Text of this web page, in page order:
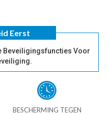
Eerst
Beveiligingsfuncties Voor
BESCHERMING TEGEN